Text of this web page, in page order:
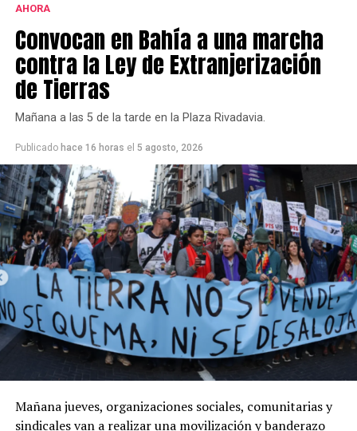
sería entre las 23 y las 5 AM. Aun así, los acumulados
esperados para todo el evento rondan entre los 20 y 30
mm.
Durante la mañana y la tarde del jueves se espera
presencia de viento, con ráfagas que pueden alcanzar
los 30-40 km/h.
AHORA
Convocan en Bahía a una marcha
contra la Ley de Extranjerización
de Tierras
Mañana a las 5 de la tarde en la Plaza Rivadavia.
Publicado hace 16 horas el 5 agosto, 2026
Mañana jueves, organizaciones sociales, comunitarias y
sindicales van a realizar una movilización y banderazo